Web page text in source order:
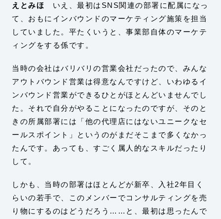
えとみほ
いえ、最初はSNS関連の部署に配属になっ
て、おもにインバウンドのマーケティング施策を担当
していました。平たくいうと、事業部自体のマーケテ
ィングをする係です。
当時の会社はバリバリの営業会社だったので、みんな
アウトバウンド営業は得意なんですけど、いわゆるイ
ンバウンド営業ができるひとがほとんどいませんでし
た。それで自分がやることになったのですが、そのと
きの所属部署には「他の代理店にはないユニークなセ
ールスポイント」というのがまだそこまで多くなかっ
たんです。あっても、すごく属人的なスキルだったり
して。
しかも、当時の部署はほとんどが新卒、入社2年目く
らいの若手で、このメンバーでコンサルティングを売
り物にするのはどうだろう……と、最初は思ったんで